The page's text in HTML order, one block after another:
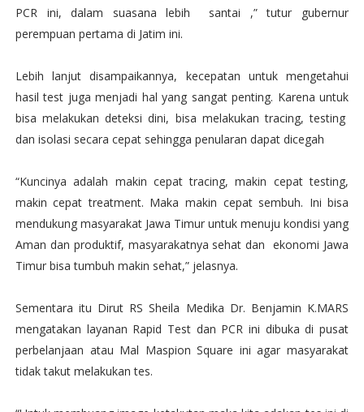
PCR ini, dalam suasana lebih santai ,” tutur gubernur
perempuan pertama di Jatim ini.
Lebih lanjut disampaikannya, kecepatan untuk mengetahui
hasil test juga menjadi hal yang sangat penting. Karena untuk
bisa melakukan deteksi dini, bisa melakukan tracing, testing
dan isolasi secara cepat sehingga penularan dapat dicegah
“Kuncinya adalah makin cepat tracing, makin cepat testing,
makin cepat treatment. Maka makin cepat sembuh. Ini bisa
mendukung masyarakat Jawa Timur untuk menuju kondisi yang
Aman dan produktif, masyarakatnya sehat dan ekonomi Jawa
Timur bisa tumbuh makin sehat,” jelasnya.
Sementara itu Dirut RS Sheila Medika Dr. Benjamin K.MARS
mengatakan layanan Rapid Test dan PCR ini dibuka di pusat
perbelanjaan atau Mal Maspion Square ini agar masyarakat
tidak takut melakukan tes.